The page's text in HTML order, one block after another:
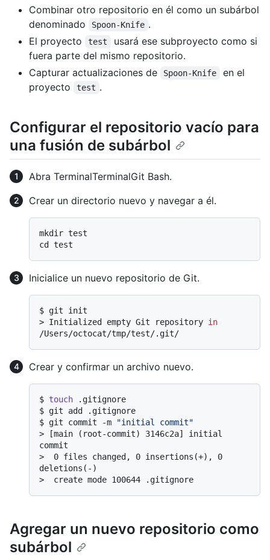
Combinar otro repositorio en él como un subárbol
denominado
Spoon-Knife .
El proyecto
test
usará ese subproyecto como si
fuera parte del mismo repositorio.
Capturar actualizaciones de
Spoon-Knife
en el
proyecto
test .
Configurar el repositorio vacío para
una fusión de subárbol
Abra TerminalTerminalGit Bash.
Crear un directorio nuevo y navegar a él.
mkdir test
Inicialice un nuevo repositorio de Git.
$ git init
> Initialized empty Git repository in
/Users/octocat/tmp/test/.git/
Crear y confirmar un archivo nuevo.
$ touch .gitignore
$ git add .gitignore
$ git commit -m
"initial commit"
>
[main (root-commit) 3146c2a] initial
commit
>
0 files changed, 0 insertions(+), 0
deletions(-)
>
create mode 100644 .gitignore
Agregar un nuevo repositorio como
subárbol